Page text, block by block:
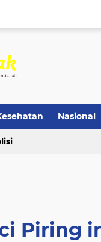
Nasional
Piring